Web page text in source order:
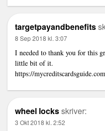
targetpayandbenefits
8 Sep 2018 kl. 3:07
I needed to thank you for this
little bit of it.
https://
wheel locksskriver:
3 Okt 2018 kl. 2:52